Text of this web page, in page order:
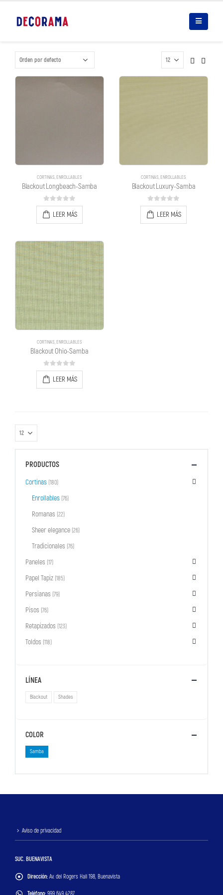
CORTINAS,ENROLLABLES
Blackout Longbeach-Samba
0out of 5
LEER MÁS
CORTINAS,ENROLLABLES
Blackout Luxury-Samba
0out of 5
LEER MÁS
CORTINAS,ENROLLABLES
Blackout Ohio-Samba
0out of 5
LEER MÁS
PRODUCTOS
Cortinas (180)
Enrollables (76)
Romanas (22)
Sheer elegance (26)
Tradicionales (76)
Paneles (17)
Papel Tapiz (185)
Persianas (79)
Pisos (76)
Retapizados (123)
Toldos (118)
LÍNEA
Blackout Shades
COLOR
Samba
Aviso de privacidad
SUC. BUENAVISTA
Dirección: Av. del Rogers Hall 198, Buenavista